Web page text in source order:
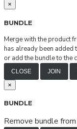
×
BUNDLE
Merge with the product
has already been added
or add the bundle to the
CLOSE JOIN
×
BUNDLE
Remove bundle